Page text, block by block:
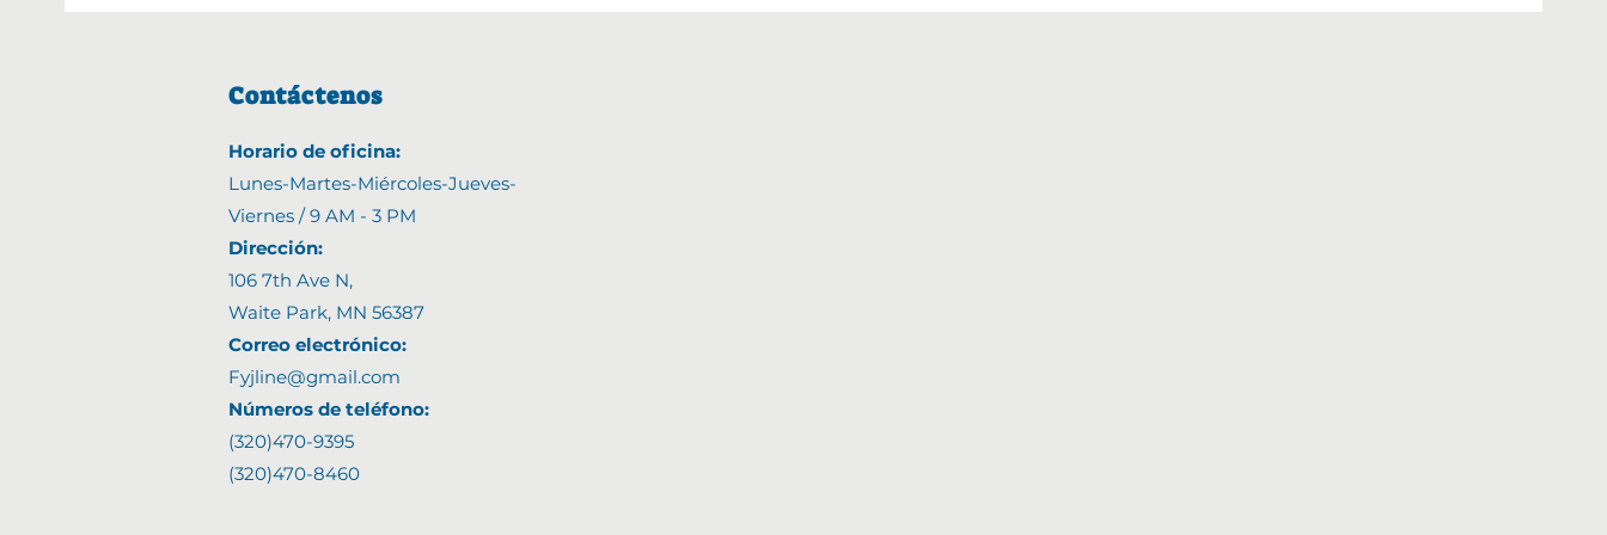
Contáctenos
Horario de oficina:
Lunes-Martes-Miércoles-Jueves-
Viernes /9 AM - 3 PM
Dirección:
106 7th Ave N,
Waite Park, MN 56387
Correo electrónico:
Fyjline@gmail.com
Números de teléfono:
(320)470-9395
(320)470-8460